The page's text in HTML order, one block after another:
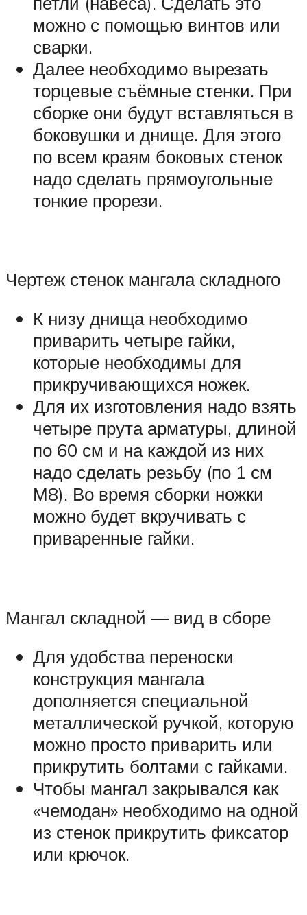
можно с помощью винтов или
сварки.
Далее необходимо вырезать
торцевые съёмные стенки. При
сборке они будут вставляться в
боковушки и днище. Для этого
по всем краям боковых стенок
надо сделать прямоугольные
тонкие прорези.
Чертеж стенок мангала складного
К низу днища необходимо
приварить четыре гайки,
которые необходимы для
прикручивающихся ножек.
Для их изготовления надо взять
четыре прута арматуры, длиной
по 60 см и на каждой из них
надо сделать резьбу (по 1 см
М8). Во время сборки ножки
можно будет вкручивать с
приваренные гайки.
Мангал складной — вид в сборе
Для удобства переноски
конструкция мангала
дополняется специальной
металлической ручкой, которую
можно просто приварить или
прикрутить болтами с гайками.
Чтобы мангал закрывался как
«чемодан» необходимо на одной
из стенок прикрутить фиксатор
или крючок.